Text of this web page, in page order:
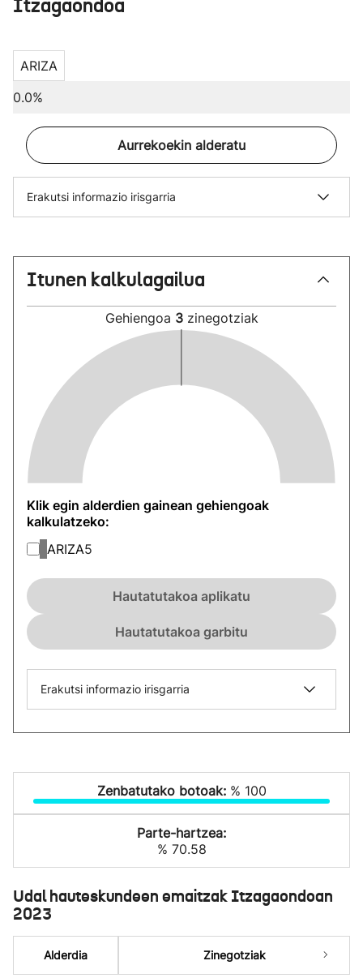
Itzagaondoa
ARIZA
0.0%
Aurrekoekin alderatu
Erakutsi informazio irisgarria
Itunen kalkulagailua
Gehiengoa 3 zinegotziak
Klik egin alderdien gainean gehiengoak
kalkulatzeko:
ARIZA5
Hautatutakoa aplikatu
Hautatutakoa garbitu
Erakutsi informazio irisgarria
Zenbatutako botoak: % 100
Parte-hartzea:
% 70.58
Udal hauteskundeen emaitzak Itzagaondoan
2023
Alderdia Zinegotziak